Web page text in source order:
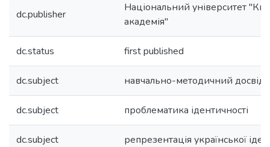
dc.publisher
Національний університет
aкадемія"
dc.status first published
dc.subject навчально-методичний досвід
dc.subject проблематика ідентичності
dc.subject репрезентація української